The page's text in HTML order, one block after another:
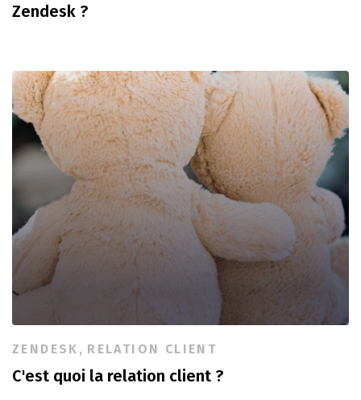
Zendesk ?
ZENDESK , RELATION CLIENT
C'est quoi la relation client ?